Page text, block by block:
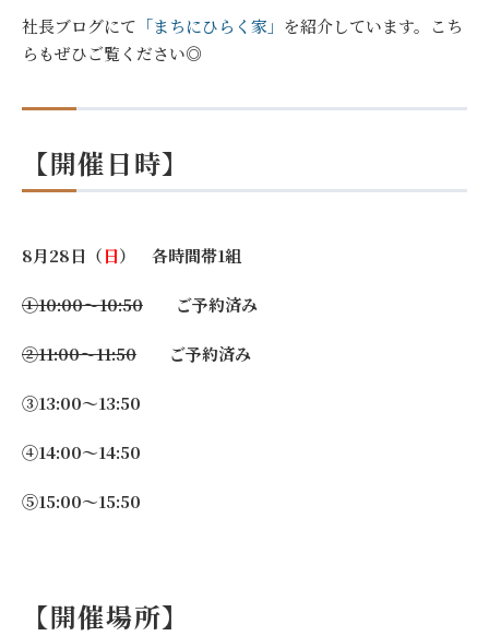
社長ブログにて 「まちにひらく家」 を紹介しています。こち
らもぜひご覧ください◎
【開催日時】
8月28日（日） 各時間帯1組
①10:00～10:50 ご予約済み
②11:00～11:50 ご予約済み
③13:00～13:50
④14:00～14:50
⑤15:00～15:50
【開催場所】